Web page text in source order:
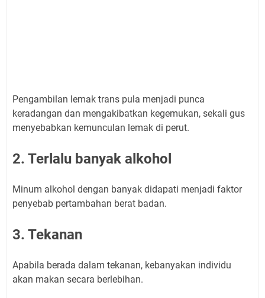
Pengambilan lemak trans pula menjadi punca
keradangan dan mengakibatkan kegemukan, sekali gus
menyebabkan kemunculan lemak di perut.
2. Terlalu banyak alkohol
Minum alkohol dengan banyak didapati menjadi faktor
penyebab pertambahan berat badan.
3. Tekanan
Apabila berada dalam tekanan, kebanyakan individu
akan makan secara berlebihan.